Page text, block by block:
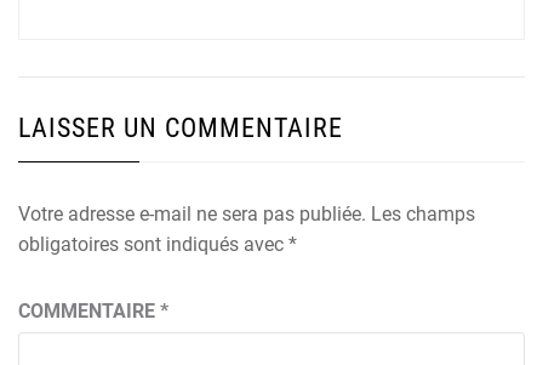
LAISSER UN COMMENTAIRE
Votre adresse e-mail ne sera pas publiée. Les champs
obligatoires sont indiqués avec *
COMMENTAIRE *